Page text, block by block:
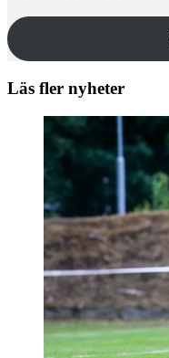
Läs fler nyheter